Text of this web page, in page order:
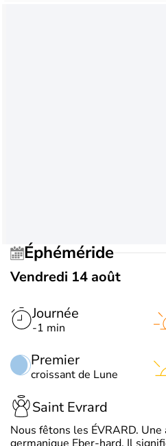
Éphéméride
Vendredi 14 août
Journée
-1 min
Premier
croissant de Lune
Saint Evrard
Nous fêtons les ÉVRARD.